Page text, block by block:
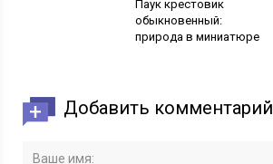
Паук крестовик
обыкновенный:
природа в миниатюре
Добавить комментарий